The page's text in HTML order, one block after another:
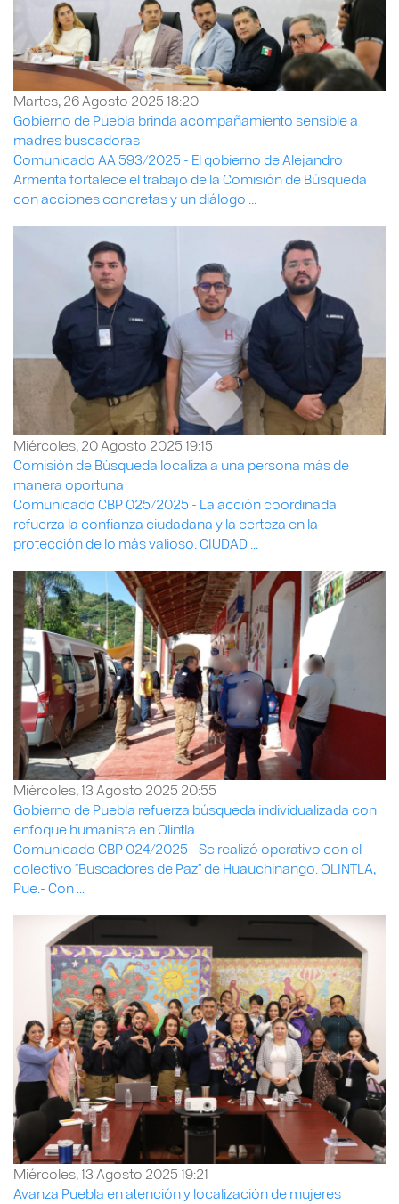
Martes, 26 Agosto 2025 18:20
Gobierno de Puebla brinda acompañamiento sensible a
madres buscadoras
Comunicado AA 593/2025 - El gobierno de Alejandro
Armenta fortalece el trabajo de la Comisión de Búsqueda
con acciones concretas y un diálogo ...
Miércoles, 20 Agosto 2025 19:15
Comisión de Búsqueda localiza a una persona más de
manera oportuna
Comunicado CBP 025/2025 - La acción coordinada
refuerza la confianza ciudadana y la certeza en la
protección de lo más valioso. CIUDAD ...
Miércoles, 13 Agosto 2025 20:55
Gobierno de Puebla refuerza búsqueda individualizada con
enfoque humanista en Olintla
Comunicado CBP 024/2025 - Se realizó operativo con el
colectivo “Buscadores de Paz” de Huauchinango. OLINTLA,
Pue.- Con ...
Miércoles, 13 Agosto 2025 19:21
Avanza Puebla en atención y localización de mujeres